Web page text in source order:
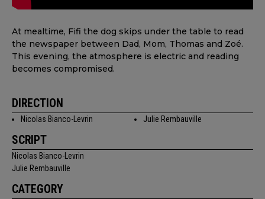
At mealtime, Fifi the dog skips under the table to read
the newspaper between Dad, Mom, Thomas and Zoé.
This evening, the atmosphere is electric and reading
becomes compromised.
DIRECTION
Nicolas Bianco-Levrin Julie Rembauville
SCRIPT
Nicolas Bianco-Levrin
Julie Rembauville
CATEGORY